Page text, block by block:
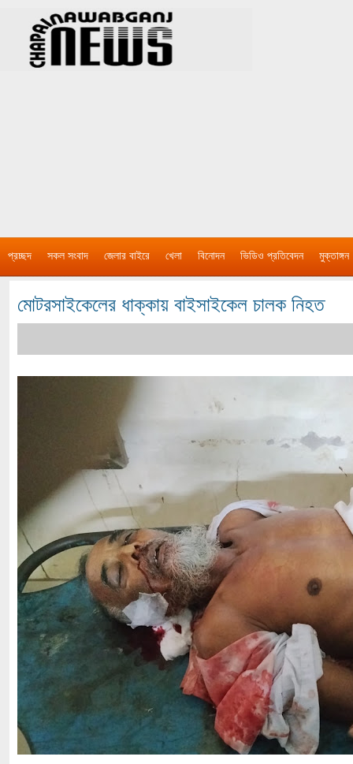
প্রচ্ছদ সকল সংবাদ জেলার বাইরে খেলা বিনোদন ভিডিও প্রতিবেদন মুক্তাঙ্গন
মোটরসাইকেলের ধাক্কায় বাইসাইকেল চালক নিহত